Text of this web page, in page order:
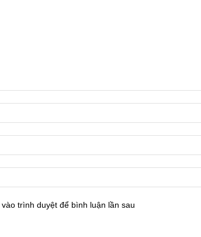
trình duyệt để bình luận lần sau